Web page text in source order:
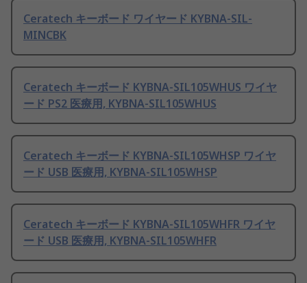
Ceratech キーボード ワイヤード KYBNA-SIL-
MINCBK
Ceratech キーボード KYBNA-SIL105WHUS ワイヤ
ード PS2 医療用, KYBNA-SIL105WHUS
Ceratech キーボード KYBNA-SIL105WHSP ワイヤ
ード USB 医療用, KYBNA-SIL105WHSP
Ceratech キーボード KYBNA-SIL105WHFR ワイヤ
ード USB 医療用, KYBNA-SIL105WHFR